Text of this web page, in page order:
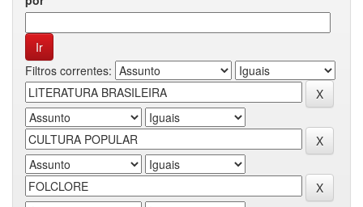
Filtros correntes: